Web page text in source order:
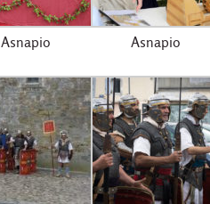
Asnapio Asnapio